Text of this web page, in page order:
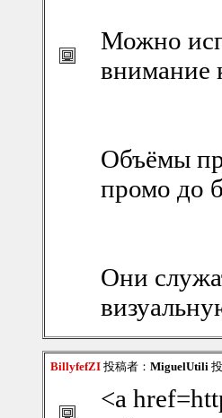
Можно
внимание
Объёмы
промо до
Они
BillyfefZI 投稿者： MiguelUtili
<a